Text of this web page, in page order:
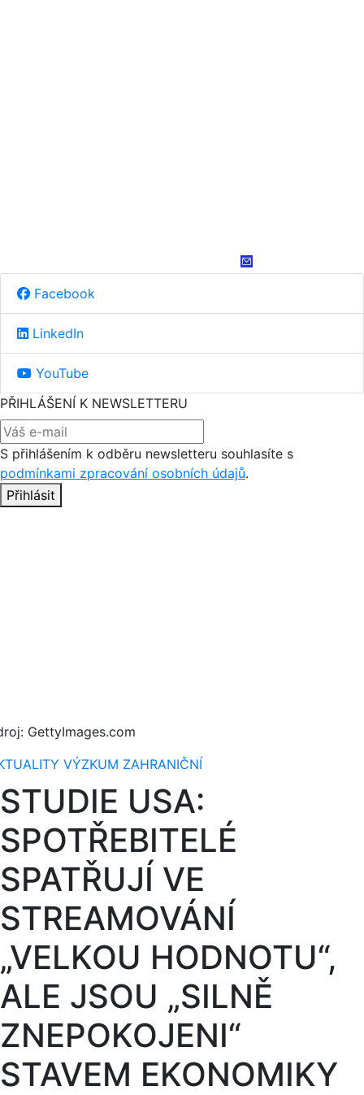
Facebook
LinkedIn
YouTube
PŘIHLÁŠENÍ K NEWSLETTERU
S přihlášením k odběru newsletteru souhlasíte s
podmínkami zpracování osobních údajů.
Přihlásit
GettyImages.com
VÝZKUM ZAHRANIČNÍ
STUDIE USA:
SPOTŘEBITELÉ
SPATŘUJÍ VE
STREAMOVÁNÍ
„VELKOU HODNOTU“,
ALE JSOU „SILNĚ
ZNEPOKOJENI“
STAVEM EKONOMIKY